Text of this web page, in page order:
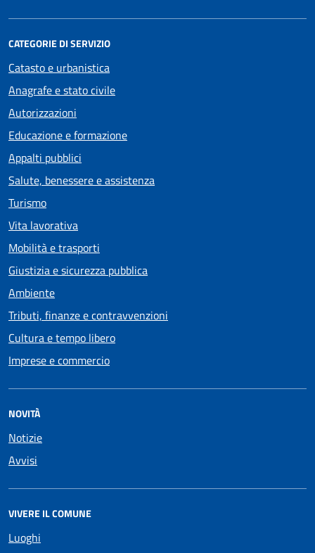
CATEGORIE DI SERVIZIO
Catasto e urbanistica
Anagrafe e stato civile
Autorizzazioni
Educazione e formazione
Appalti pubblici
Salute, benessere e assistenza
Turismo
Vita lavorativa
Mobilità e trasporti
Giustizia e sicurezza pubblica
Ambiente
Tributi, finanze e contravvenzioni
Cultura e tempo libero
Imprese e commercio
NOVITÀ
Notizie
Avvisi
VIVERE IL COMUNE
Luoghi